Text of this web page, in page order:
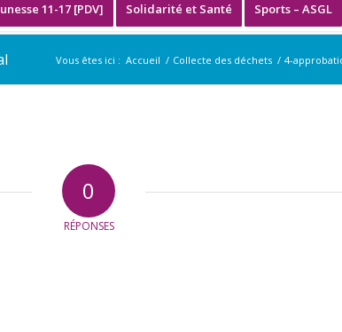
11-17 [PDV] Solidarité et Santé Sports – ASGL
Vous êtes ici : Accueil / Collecte des déchets / 4-
0
RÉPONSES